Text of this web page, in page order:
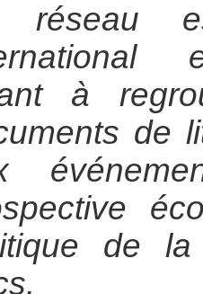
réseau
à
de
de